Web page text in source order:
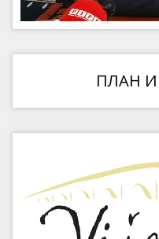
ПЛАН